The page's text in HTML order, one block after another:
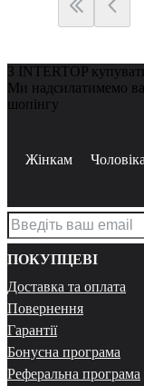
З INTERTOP
Ми надсилатимемо
шопінгу
Жінкам
ПОКУПЦЕВІ
Доставка та оплата
Повернення
Гарантії
Бонусна програма
Реферальна програма